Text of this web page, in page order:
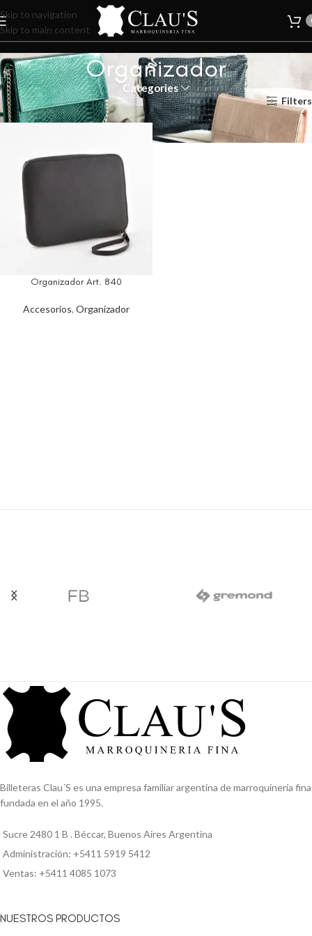
Skip to navigation
Skip to main content
Organizador
Categories
Inicio Mujer Accesorios Organizador Filters
Organizador Art. 840
Accesorios, Organizador
Billeteras Clau´S es una empresa familiar argentina de marroquinería fina
fundada en el año 1995.
Sucre 2480 1 B . Béccar, Buenos Aires Argentina
Administración: +5411 5919 5412
Ventas: +5411 4085 1073
NUESTROS PRODUCTOS